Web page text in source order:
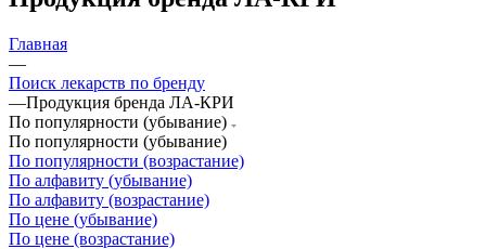
Главная
—
Поиск лекарств по бренду
—Продукция бренда ЛА-КРИ
По популярности (убывание)
По популярности (убывание)
По популярности (возрастание)
По алфавиту (убывание)
По алфавиту (возрастание)
По цене (убывание)
По цене (возрастание)